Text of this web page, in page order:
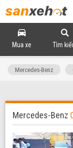
Mua xe Tìm
Mercedes-Benz
Mercedes-Benz